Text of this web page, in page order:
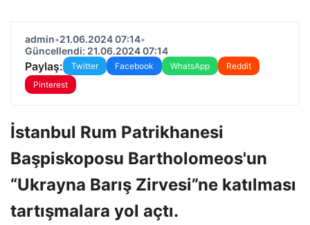
admin•21.06.2024 07:14•
Güncellendi: 21.06.2024 07:14
Paylaş: Twitter Facebook WhatsApp
Reddit
Pinterest
İstanbul Rum Patrikhanesi
Başpiskoposu Bartholomeos'un
“Ukrayna Barış Zirvesi”ne katılması
tartışmalara yol açtı.